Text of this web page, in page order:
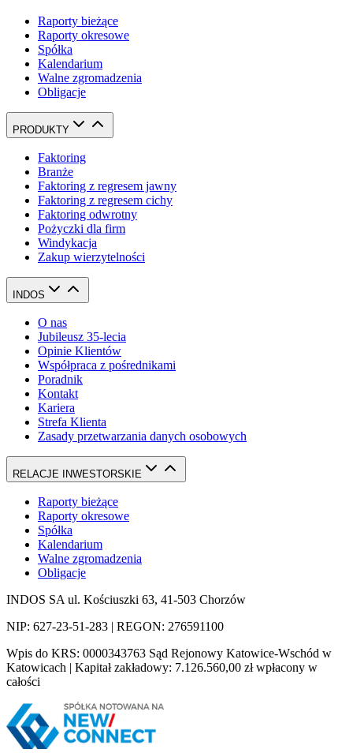
Raporty bieżące
Raporty okresowe
Spółka
Kalendarium
Walne zgromadzenia
Obligacje
PRODUKTY
Faktoring
Branże
Faktoring z regresem jawny
Faktoring z regresem cichy
Faktoring odwrotny
Pożyczki dla firm
Windykacja
Zakup wierzytelności
INDOS
O nas
Jubileusz 35-lecia
Opinie Klientów
Współpraca z pośrednikami
Poradnik
Kontakt
Kariera
Strefa Klienta
Zasady przetwarzania danych osobowych
RELACJE INWESTORSKIE
Raporty bieżące
Raporty okresowe
Spółka
Kalendarium
Walne zgromadzenia
Obligacje
INDOS SA ul. Kościuszki 63, 41-503 Chorzów
NIP: 627-23-51-283 | REGON: 276591100
Wpis do KRS: 0000343763 Sąd Rejonowy Katowice-Wschód w
Katowicach | Kapitał zakładowy: 7.126.560,00 zł wpłacony w
całości